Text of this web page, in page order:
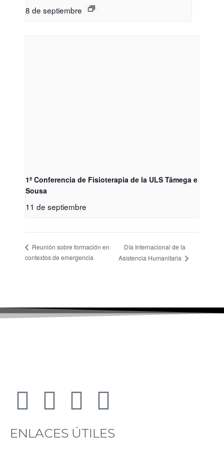
8 de septiembre
1ª Conferencia de Fisioterapia de la ULS Tâmega e
Sousa
11 de septiembre
Reunión sobre formación en
contextos de emergencia
Día Internacional de la
Asistencia Humanitaria
ENLACES ÚTILES